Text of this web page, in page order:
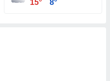
15° 8°